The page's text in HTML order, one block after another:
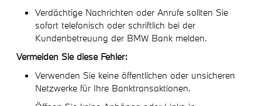
Verdächtige Nachrichten oder Anrufe sollten Sie
sofort telefonisch oder schriftlich bei der
Kundenbetreuung der BMW Bank melden.
Vermeiden Sie diese Fehler:
Verwenden Sie keine öffentlichen oder unsicheren
Netzwerke für Ihre Banktransaktionen.